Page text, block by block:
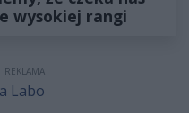
wysokiej rangi
REKLAMA